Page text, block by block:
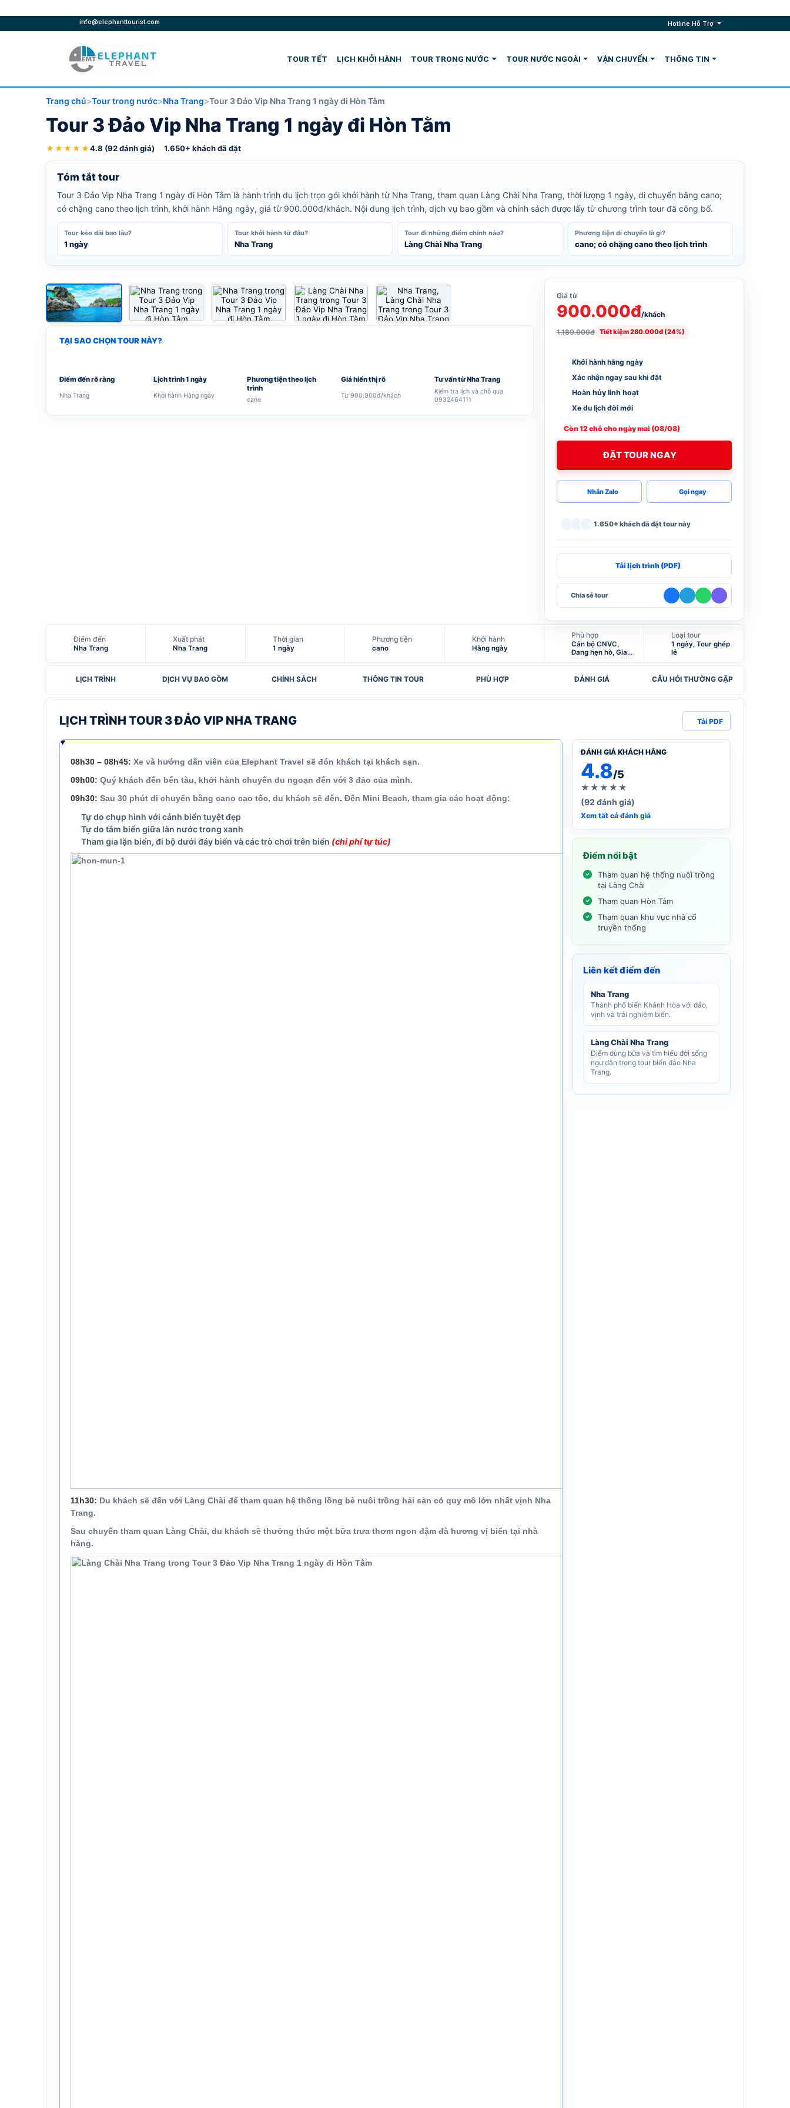
info@elephanttourist.com Hotline Hỗ Trợ
TOUR TẾT LỊCH KHỞI HÀNH TOUR TRONG NƯỚC TOUR NƯỚC NGOÀI VẬN CHUYỂN THÔNG TIN
Trang chủ Tour trong nước Nha Trang Tour 3 Đảo Vip Nha Trang 1 ngày đi Hòn Tằm
Tour 3 Đảo Vip Nha Trang 1 ngày đi Hòn Tằm
★★★★★4.8 (92 đánh giá) 1.650+ khách đã đặt
Tóm tắt tour
Tour 3 Đảo Vip Nha Trang 1 ngày đi Hòn Tằm là hành trình du lịch trọn gói khởi hành từ Nha Trang, tham quan Làng Chài Nha Trang, thời lượng 1 ngày, di chuyển bằng cano;
có chặng cano theo lịch trình, khởi hành Hằng ngày, giá từ 900.000đ/khách. Nội dung lịch trình, dịch vụ bao gồm và chính sách được lấy từ chương trình tour đã công bố.
Tour kéo dài bao lâu?
1 ngày
Tour khởi hành từ đâu?
Nha Trang
Tour đi những điểm chính nào?
Làng Chài Nha Trang
Phương tiện di chuyển là gì?
cano; có chặng cano theo lịch trình
TẠI SAO CHỌN TOUR NÀY?
Điểm đến rõ ràng
Nha Trang
Lịch trình 1 ngày
Khởi hành Hằng ngày
Phương tiện theo lịch
trình
cano
Giá hiển thị rõ
Từ 900.000đ/khách
Tư vấn từ Nha Trang
Kiểm tra lịch và chỗ qua
0932464111
Giá từ
900.000đ/khách
1.180.000đ Tiết kiệm 280.000đ (24%)
Khởi hành hằng ngày
Xác nhận ngay sau khi đặt
Hoàn hủy linh hoạt
Xe du lịch đời mới
Còn 12 chỗ cho ngày mai (08/08)
ĐẶT TOUR NGAY
Nhắn Zalo Gọi ngay
1.650+ khách đã đặt tour này
Tải lịch trình (PDF)
Chia sẻ tour
Điểm đến
Nha Trang
Xuất phát
Nha Trang
Thời gian
1 ngày
Phương tiện
cano
Khởi hành
Hằng ngày
Phù hợp
Cán bộ CNVC,
Đang hẹn hò, Gia
doanh
Loại tour
1 ngày, Tour ghép
lẻ
LỊCH TRÌNH DỊCH VỤ BAO GỒM CHÍNH SÁCH THÔNG TIN TOUR PHÙ HỢP ĐÁNH GIÁ CÂU HỎI THƯỜNG GẶP
LỊCH TRÌNH TOUR 3 ĐẢO VIP NHA TRANG Tải PDF
08h30 – 08h45: Xe và hướng dẫn viên của Elephant Travel sẽ đón khách tại khách sạn.
09h00: Quý khách đến bến tàu, khởi hành chuyến du ngoạn đến với 3 đảo của mình.
09h30: Sau 30 phút di chuyển bằng cano cao tốc, du khách sẽ đến. Đến Mini Beach, tham gia các hoạt động:
Tự do chụp hình với cảnh biển tuyệt đẹp
Tự do tắm biển giữa làn nước trong xanh
Tham gia lặn biển, đi bộ dưới đáy biển và các trò chơi trên biển (chi phí tự túc)
11h30: Du khách sẽ đến với Làng Chài để tham quan hệ thống lồng bè nuôi trồng hải sản có quy mô lớn nhất vịnh Nha
Trang.
Sau chuyến tham quan Làng Chài, du khách sẽ thưởng thức một bữa trưa thơm ngon đậm đà hương vị biển tại nhà
hàng.
ĐÁNH GIÁ KHÁCH HÀNG
4.8/5
★★★★★
(92 đánh giá)
Xem tất cả đánh giá
Điểm nổi bật
Tham quan hệ thống nuôi trồng
tại Làng Chài
Tham quan Hòn Tằm
Tham quan khu vực nhà cổ
truyền thống
Liên kết điểm đến
Nha Trang
Thành phố biển Khánh Hòa với đảo,
vịnh và trải nghiệm biển.
Làng Chài Nha Trang
Điểm dùng bữa và tìm hiểu đời sống
ngư dân trong tour biển đảo Nha
Trang.